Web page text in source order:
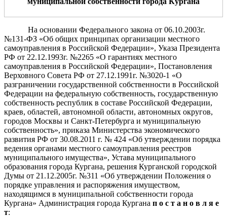
На основании Федерального закона от 06.10.2003г.
№131-ФЗ «Об общих принципах организации местного
самоуправления в Российской Федерации», Указа Президента
РФ от 22.12.1993г. №2265 «О гарантиях местного
самоуправления в Российской Федерации», Постановления
Верховного Совета РФ от 27.12.1991г. №3020-1 «О
разграничении государственной собственности в Российской
Федерации на федеральную собственность, государственную
собственность республик в составе Российской Федерации,
краев, областей, автономной области, автономных округов,
городов Москвы и Санкт-Петербурга и муниципальную
собственность», приказа Министерства экономического
развития РФ от 30.08.2011 г. № 424 «Об утверждении порядка
ведения органами местного самоуправления реестров
муниципального имущества», Устава муниципального
образования города Кургана, решения Курганской городской
Думы от 21.12.2005г. №311 «Об утверждении Положения о
порядке управления и распоряжения имуществом,
находящимся в муниципальной собственности города
Кургана» Администрация города Кургана п о с т а н о в л я е
т: